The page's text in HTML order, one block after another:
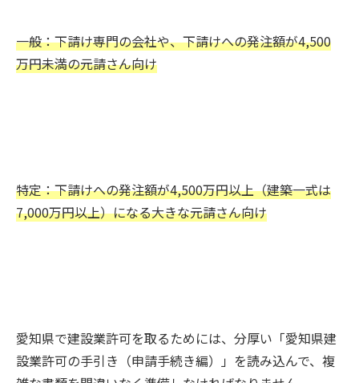
一般：下請け専門の会社や、下請けへの発注額が4,500
万円未満の元請さん向け
特定：下請けへの発注額が4,500万円以上（建築一式は
7,000万円以上）になる大きな元請さん向け
愛知県で建設業許可を取るためには、分厚い「愛知県建
設業許可の手引き（申請手続き編）」を読み込んで、複